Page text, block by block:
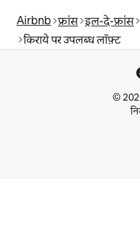
Airbnb फ्रांस इल-दे-फ्रांस
किराये पर उपलब्ध लॉफ़्ट
©